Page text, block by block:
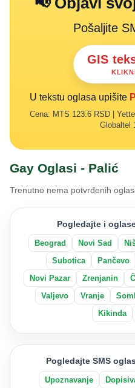
Pošaljite
GIS
U tekstu oglasa upišite
Cena: MTS 123.6 RSD |
Globaltel
Gay Oglasi - Palić
Trenutno nema potvrđenih
Pogledajte i
Beograd Novi Sad
Subotica
Pančevo
Novi Pazar
Zrenjanin
Valjevo
Vranje
Kikinda
Pogledajte SMS
Upoznavanje